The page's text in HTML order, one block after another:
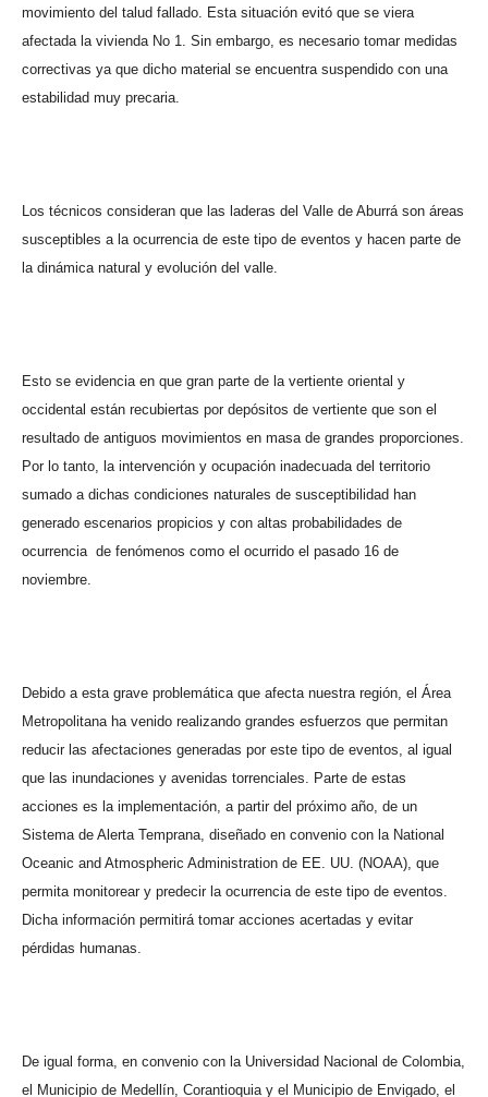
movimiento del talud fallado. Esta situación evitó que se viera
afectada la vivienda No 1. Sin embargo, es necesario tomar medidas
correctivas ya que dicho material se encuentra suspendido con una
estabilidad muy precaria.
Los técnicos consideran que las laderas del Valle de Aburrá son áreas
susceptibles a la ocurrencia de este tipo de eventos y hacen parte de
la dinámica natural y evolución del valle.
Esto se evidencia en que gran parte de la vertiente oriental y
occidental están recubiertas por depósitos de vertiente que son el
resultado de antiguos movimientos en masa de grandes proporciones.
Por lo tanto, la intervención y ocupación inadecuada del territorio
sumado a dichas condiciones naturales de susceptibilidad han
generado escenarios propicios y con altas probabilidades de
ocurrencia de fenómenos como el ocurrido el pasado 16 de
noviembre.
Debido a esta grave problemática que afecta nuestra región, el Área
Metropolitana ha venido realizando grandes esfuerzos que permitan
reducir las afectaciones generadas por este tipo de eventos, al igual
que las inundaciones y avenidas torrenciales. Parte de estas
acciones es la implementación, a partir del próximo año, de un
Sistema de Alerta Temprana, diseñado en convenio con la National
Oceanic and Atmospheric Administration de EE. UU. (NOAA), que
permita monitorear y predecir la ocurrencia de este tipo de eventos.
Dicha información permitirá tomar acciones acertadas y evitar
pérdidas humanas.
De igual forma, en convenio con la Universidad Nacional de Colombia,
el Municipio de Medellín, Corantioquia y el Municipio de Envigado, el